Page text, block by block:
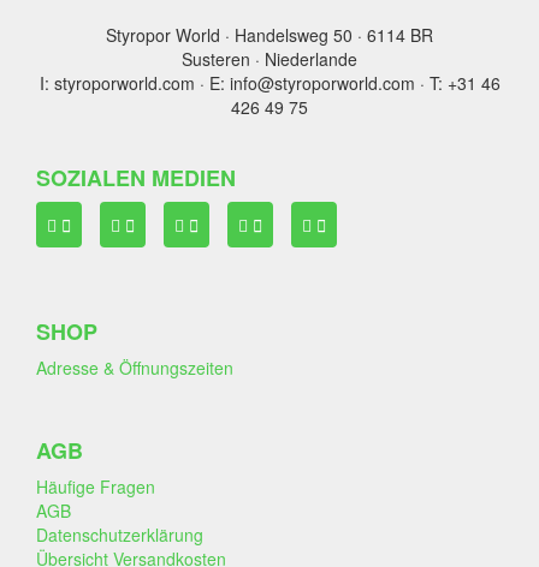
Styropor World · Handelsweg 50 · 6114 BR
Susteren · Niederlande
I: styroporworld.com · E: info@styroporworld.com · T: +31 46
426 49 75
SOZIALEN MEDIEN
SHOP
Adresse & Öffnungszeiten
AGB
Häufige Fragen
AGB
Datenschutzerklärung
Übersicht Versandkosten